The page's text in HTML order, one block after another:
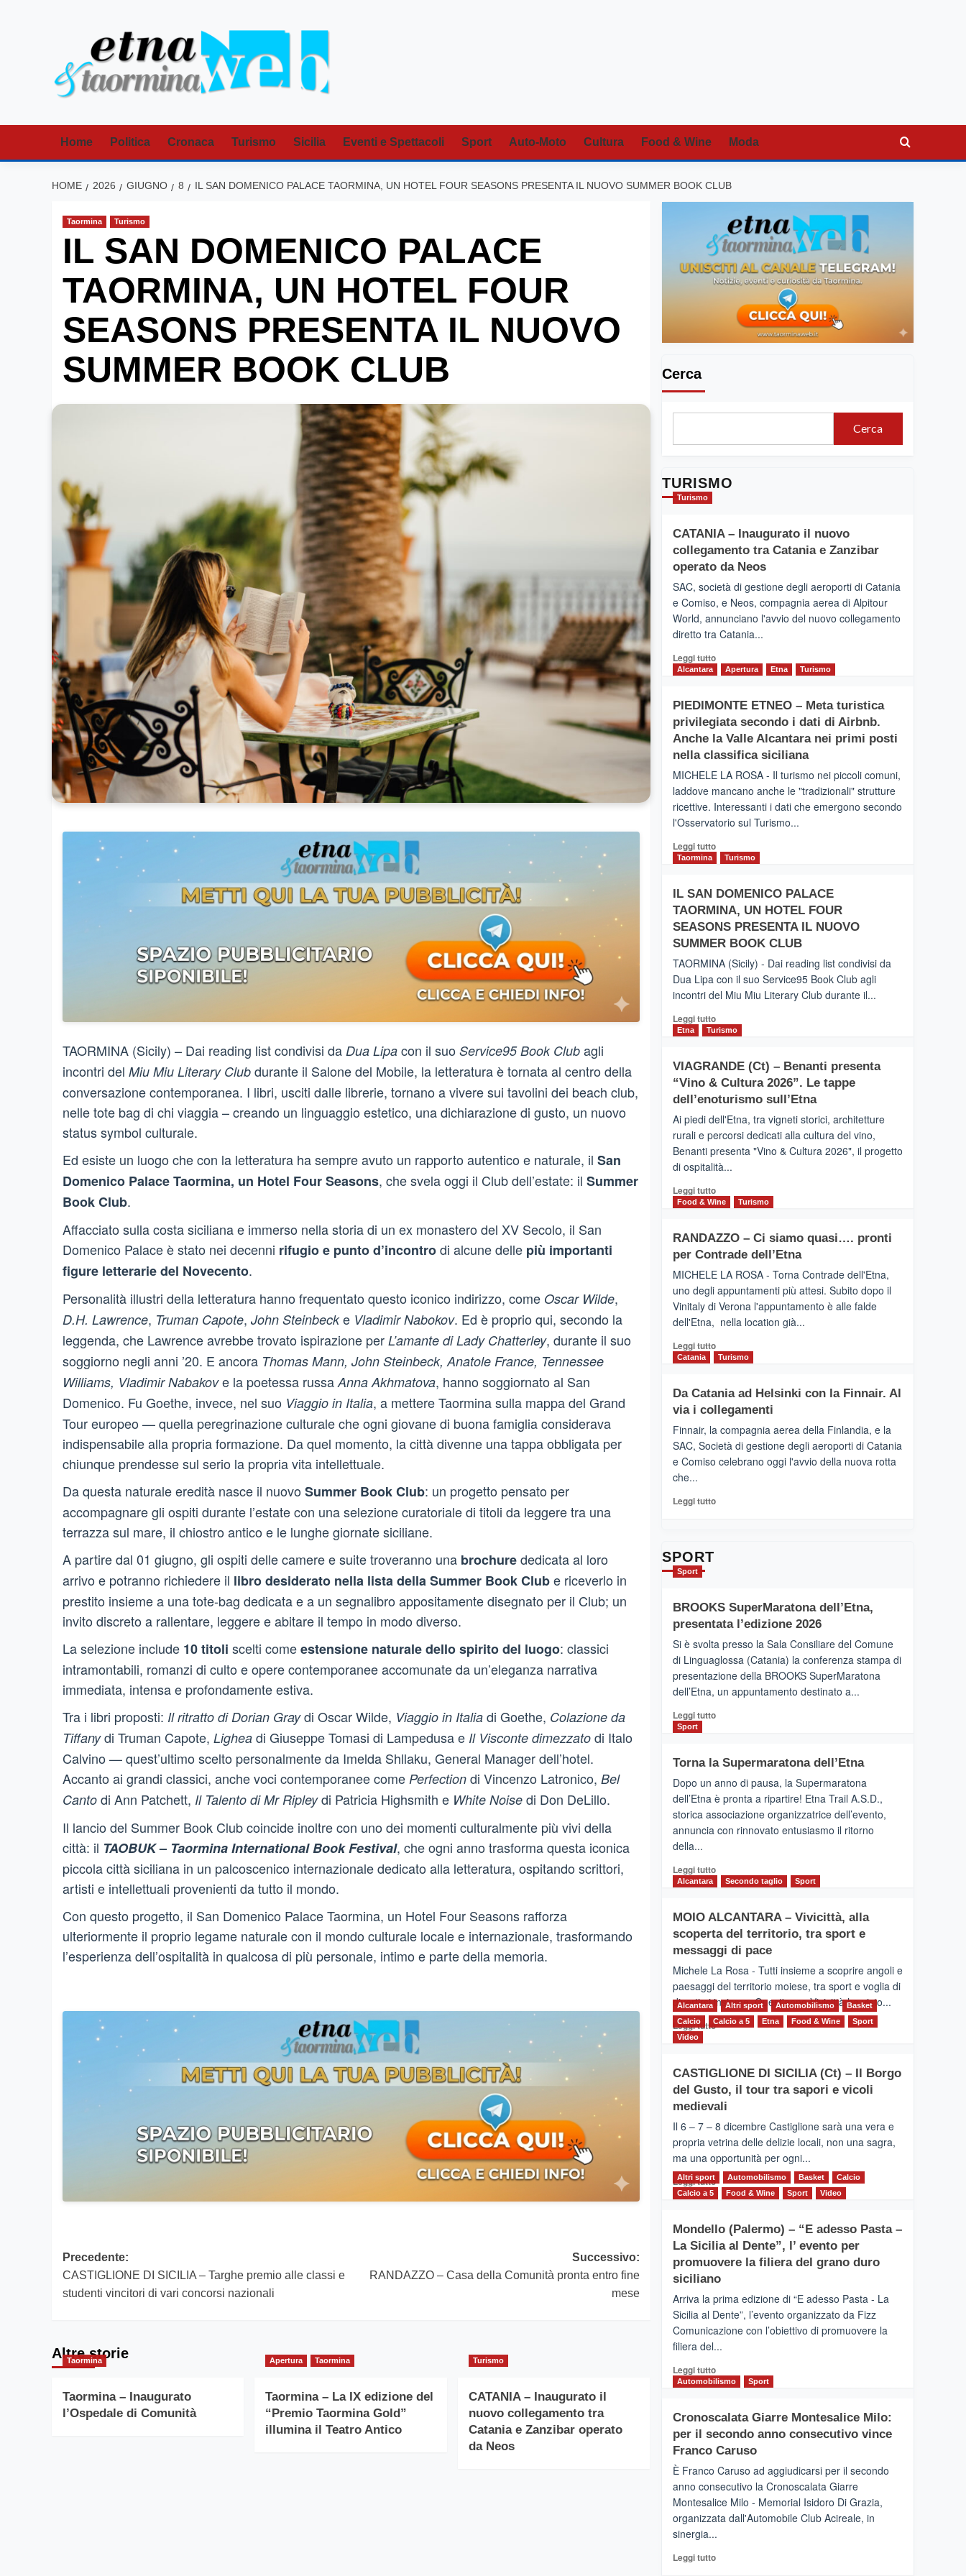
Home Politica Cronaca Turismo Sicilia Eventi e Spettacoli Sport Auto-Moto Cultura Food & Wine Moda
HOME 2026 GIUGNO 8 IL SAN DOMENICO PALACE TAORMINA, UN HOTEL FOUR SEASONS PRESENTA IL NUOVO SUMMER BOOK CLUB
Taormina Turismo
IL SAN DOMENICO PALACE
TAORMINA, UN HOTEL FOUR
SEASONS PRESENTA IL NUOVO
SUMMER BOOK CLUB
TAORMINA (Sicily) – Dai reading list condivisi da Dua Lipa con il suo Service95 Book Club agli
incontri del Miu Miu Literary Club durante il Salone del Mobile, la letteratura è tornata al centro della
conversazione contemporanea. I libri, usciti dalle librerie, tornano a vivere sui tavolini dei beach club,
nelle tote bag di chi viaggia – creando un linguaggio estetico, una dichiarazione di gusto, un nuovo
status symbol culturale.
Ed esiste un luogo che con la letteratura ha sempre avuto un rapporto autentico e naturale, il San
Domenico Palace Taormina, un Hotel Four Seasons, che svela oggi il Club dell’estate: il Summer
Book Club.
Affacciato sulla costa siciliana e immerso nella storia di un ex monastero del XV Secolo, il San
Domenico Palace è stato nei decenni rifugio e punto d’incontrodi alcune delle più importanti
figure letterarie del Novecento.
Personalità illustri della letteratura hanno frequentato questo iconico indirizzo, come Oscar Wilde,
D.H. Lawrence, Truman Capote, John Steinbecke Vladimir Nabokov. Ed è proprio qui, secondo la
leggenda, che Lawrence avrebbe trovato ispirazione per L’amante di Lady Chatterley, durante il suo
soggiorno negli anni ’20. E ancora Thomas Mann, John Steinbeck, Anatole France, Tennessee
Williams, Vladimir Nabakove la poetessa russaAnna Akhmatova, hanno soggiornato al San
Domenico. Fu Goethe, invece, nel suo Viaggio in Italia, a mettere Taormina sulla mappa del Grand
Tour europeo — quella peregrinazione culturale che ogni giovane di buona famiglia considerava
indispensabile alla propria formazione. Da quel momento, la città divenne una tappa obbligata per
chiunque prendesse sul serio la propria vita intellettuale.
Da questa naturale eredità nasce il nuovoSummer Book Club: un progetto pensato per
accompagnare gli ospiti durante l’estate con una selezione curatoriale di titoli da leggere tra una
terrazza sul mare, il chiostro antico e le lunghe giornate siciliane.
A partire dal 01 giugno, gli ospiti delle camere e suite troveranno una brochurededicata al loro
arrivo e potranno richiedere il libro desiderato nella lista della Summer Book Clube riceverlo in
prestito insieme a una tote-bag dedicata e a un segnalibro appositamente disegnato per il Club; un
invito discreto a rallentare, leggere e abitare il tempo in modo diverso.
La selezione include 10 titoli scelti comeestensione naturale dello spirito del luogo: classici
intramontabili, romanzi di culto e opere contemporanee accomunate da un’eleganza narrativa
immediata, intensa e profondamente estiva.
Tra i libri proposti: Il ritratto di Dorian Graydi Oscar Wilde, Viaggio in Italia di Goethe, Colazione da
Tiffanydi Truman Capote, Lighea di Giuseppe Tomasi di Lampedusa e Il Visconte dimezzato di Italo
Calvino — quest’ultimo scelto personalmente da Imelda Shllaku, General Manager dell’hotel.
Accanto ai grandi classici, anche voci contemporanee come Perfection di Vincenzo Latronico, Bel
Canto di Ann Patchett, Il Talento di Mr Ripleydi Patricia Highsmith e White Noise di Don DeLillo.
Il lancio del Summer Book Club coincide inoltre con uno dei momenti culturalmente più vivi della
città: il TAOBUK– Taormina International Book Festival, che ogni anno trasforma questa iconica
piccola città siciliana in un palcoscenico internazionale dedicato alla letteratura, ospitando scrittori,
artisti e intellettuali provenienti da tutto il mondo.
Con questo progetto, il San Domenico Palace Taormina, un Hotel Four Seasons rafforza
ulteriormente il proprio legame naturale con il mondo culturale locale e internazionale, trasformando
l’esperienza dell’ospitalità in qualcosa di più personale, intimo e parte della memoria.
Navigazione
articolo
Precedente:
CASTIGLIONE DI SICILIA – Targhe premio alle classi e
studenti vincitori di vari concorsi nazionali
Successivo:
RANDAZZO – Casa della Comunità pronta entro fine
mese
Altre storie
Taormina
Taormina – Inaugurato
l’Ospedale di Comunità
Apertura Taormina
Taormina – La IX edizione del
“Premio Taormina Gold”
illumina il Teatro Antico
Turismo
CATANIA – Inaugurato il
nuovo collegamento tra
Catania e Zanzibar operato
da Neos
Cerca
Cerca
TURISMO
Turismo
CATANIA – Inaugurato il nuovo
collegamento tra Catania e Zanzibar
operato da Neos
SAC, società di gestione degli aeroporti di Catania
e Comiso, e Neos, compagnia aerea di Alpitour
World, annunciano l'avvio del nuovo collegamento
diretto tra Catania...
Leggi tuttoLeggi
CATANIA
–
Inaugurato
il
collegamento
tra
Catania
e
operato
da
Alcantara Apertura Etna Turismo
PIEDIMONTE ETNEO – Meta turistica
privilegiata secondo i dati di Airbnb.
Anche la Valle Alcantara nei primi posti
nella classifica siciliana
MICHELE LA ROSA - Il turismo nei piccoli comuni,
laddove mancano anche le "tradizionali" strutture
ricettive. Interessanti i dati che emergono secondo
l'Osservatorio sul Turismo...
Leggi tuttoLeggi
PIEDIMONTE
ETNEO
–
Meta
privilegiata
secondo
i
di
Airbnb.
la
Valle
Alcantara
nei
primi
classifica
siciliana
Taormina Turismo
IL SAN DOMENICO PALACE
TAORMINA, UN HOTEL FOUR
SEASONS PRESENTA IL NUOVO
SUMMER BOOK CLUB
TAORMINA (Sicily) - Dai reading list condivisi da
Dua Lipa con il suo Service95 Book Club agli
incontri del Miu Miu Literary Club durante il...
Leggi tuttoLeggi
di
IL
SAN
DOMENICO
TAORMINA,
UN
HOTEL
FOUR
PRESENTA
IL
SUMMER
BOOK
CLUB
Etna Turismo
VIAGRANDE (Ct) – Benanti presenta
“Vino & Cultura 2026”. Le tappe
dell’enoturismo sull’Etna
Ai piedi dell'Etna, tra vigneti storici, architetture
rurali e percorsi dedicati alla cultura del vino,
Benanti presenta "Vino & Cultura 2026", il progetto
di ospitalità...
Leggi tuttoLeggi
di
VIAGRANDE
(Ct)
–
presenta
“Vino
&
2026”.
Le
dell’enoturismo
sull’Etna
Food & Wine Turismo
RANDAZZO – Ci siamo quasi…. pronti
per Contrade dell’Etna
MICHELE LA ROSA - Torna Contrade dell'Etna,
uno degli appuntamenti più attesi. Subito dopo il
Vinitaly di Verona l'appuntamento è alle falde
dell'Etna, nella location già...
Leggi tuttoLeggi
di
RANDAZZO
–
siamo
quasi….
pronti
dell’Etna
Catania Turismo
Da Catania ad Helsinki con la Finnair. Al
via i collegamenti
Finnair, la compagnia aerea della Finlandia, e la
SAC, Società di gestione degli aeroporti di Catania
e Comiso celebrano oggi l'avvio della nuova rotta
che...
Leggi tuttoLeggi
con
la
Al
via
i
collegamenti
SPORT
Sport
BROOKS SuperMaratona dell’Etna,
presentata l’edizione 2026
Si è svolta presso la Sala Consiliare del Comune
di Linguaglossa (Catania) la conferenza stampa di
presentazione della BROOKS SuperMaratona
dell’Etna, un appuntamento destinato a...
Leggi tuttoLeggi
BROOKS
SuperMaratona
dell’Etna,
presentata
l’edizione
2026
Sport
Torna la Supermaratona dell’Etna
Dopo un anno di pausa, la Supermaratona
dell’Etna è pronta a ripartire! Etna Trail A.S.D.,
storica associazione organizzatrice dell’evento,
annuncia con rinnovato entusiasmo il ritorno
della...
Leggi tuttoLeggi
Torna
la
Supermaratona
Alcantara Secondo taglio Sport
MOIO ALCANTARA – Vivicittà, alla
scoperta del territorio, tra sport e
messaggi di pace
Michele La Rosa - Tutti insieme a scoprire angoli e
paesaggi del territorio moiese, tra sport e voglia di
divertirsi insieme. Quest'anno Vivicittà ha visto...
Leggi tuttoLeggi
MOIO
ALCANTARA
–
alla
scoperta
del
territorio,
tra
sport
messaggi
di
Alcantara Altri sport Automobilismo
Basket
Calcio
Calcio a 5 Etna Food & Wine
Sport
Video
CASTIGLIONE DI SICILIA (Ct) – Il Borgo
del Gusto, il tour tra sapori e vicoli
medievali
Il 6 – 7 – 8 dicembre Castiglione sarà una vera e
propria vetrina delle delizie locali, non una sagra,
ma una opportunità per ogni...
Leggi tuttoLeggi
CASTIGLIONE
DI
SICILIA
(Ct)
Il
Borgo
del
tour
tra
vicoli
medievali
Altri sport Automobilismo Basket
Calcio
Calcio a 5
Food & Wine Sport Video
Mondello (Palermo) – “E adesso Pasta –
La Sicilia al Dente”, l’ evento per
promuovere la filiera del grano duro
siciliano
Arriva la prima edizione di “E adesso Pasta - La
Sicilia al Dente”, l’evento organizzato da Fizz
Comunicazione con l’obiettivo di promuovere la
filiera del...
Leggi tuttoLeggi
di
Mondello
(Palermo)
–
adesso
Pasta
–
La
Dente”,
Automobilismo Sport
Cronoscalata Giarre Montesalice Milo:
per il secondo anno consecutivo vince
Franco Caruso
È Franco Caruso ad aggiudicarsi per il secondo
anno consecutivo la Cronoscalata Giarre
Montesalice Milo - Memorial Isidoro Di Grazia,
organizzata dall'Automobile Club Acireale, in
sinergia...
Leggi tuttoLeggi